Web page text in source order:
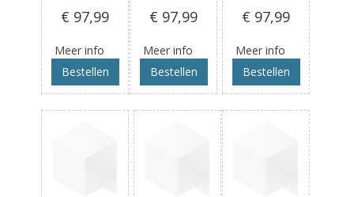
€ 97,99
Meer info
Bestellen
€ 97,99
Meer info
Bestellen
€ 97,99
Meer info
Bestellen